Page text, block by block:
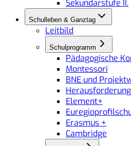
Sekundarstufe II.
Schulleben & Ganztag
Leitbild
Schulprogramm
Pädagogische
Montessori
BNE und
Herausforderung
Element+
Erasmus +
Cambridge